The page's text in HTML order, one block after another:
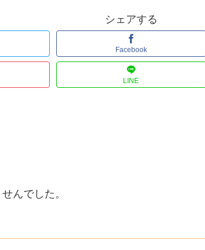
シェアする
Facebook
LINE
んでした。